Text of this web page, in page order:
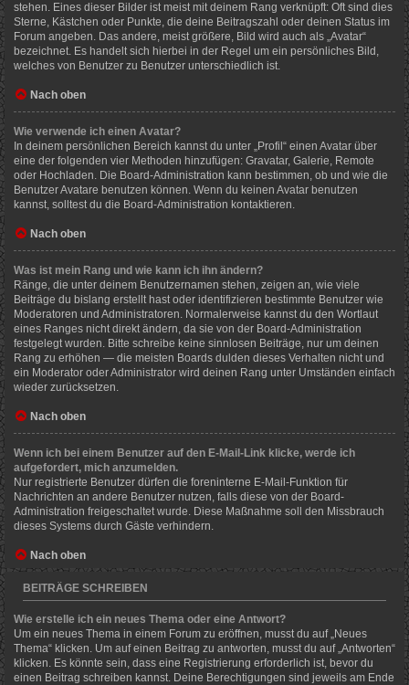
stehen. Eines dieser Bilder ist meist mit deinem Rang verknüpft: Oft sind dies
Sterne, Kästchen oder Punkte, die deine Beitragszahl oder deinen Status im
Forum angeben. Das andere, meist größere, Bild wird auch als „Avatar“
bezeichnet. Es handelt sich hierbei in der Regel um ein persönliches Bild,
welches von Benutzer zu Benutzer unterschiedlich ist.
Nach oben
Wie verwende ich einen Avatar?
In deinem persönlichen Bereich kannst du unter „Profil“ einen Avatar über
eine der folgenden vier Methoden hinzufügen: Gravatar, Galerie, Remote
oder Hochladen. Die Board-Administration kann bestimmen, ob und wie die
Benutzer Avatare benutzen können. Wenn du keinen Avatar benutzen
kannst, solltest du die Board-Administration kontaktieren.
Nach oben
Was ist mein Rang und wie kann ich ihn ändern?
Ränge, die unter deinem Benutzernamen stehen, zeigen an, wie viele
Beiträge du bislang erstellt hast oder identifizieren bestimmte Benutzer wie
Moderatoren und Administratoren. Normalerweise kannst du den Wortlaut
eines Ranges nicht direkt ändern, da sie von der Board-Administration
festgelegt wurden. Bitte schreibe keine sinnlosen Beiträge, nur um deinen
Rang zu erhöhen — die meisten Boards dulden dieses Verhalten nicht und
ein Moderator oder Administrator wird deinen Rang unter Umständen einfach
wieder zurücksetzen.
Nach oben
Wenn ich bei einem Benutzer auf den E-Mail-Link klicke, werde ich
aufgefordert, mich anzumelden.
Nur registrierte Benutzer dürfen die foreninterne E-Mail-Funktion für
Nachrichten an andere Benutzer nutzen, falls diese von der Board-
Administration freigeschaltet wurde. Diese Maßnahme soll den Missbrauch
dieses Systems durch Gäste verhindern.
Nach oben
BEITRÄGE SCHREIBEN
Wie erstelle ich ein neues Thema oder eine Antwort?
Um ein neues Thema in einem Forum zu eröffnen, musst du auf „Neues
Thema“ klicken. Um auf einen Beitrag zu antworten, musst du auf „Antworten“
klicken. Es könnte sein, dass eine Registrierung erforderlich ist, bevor du
einen Beitrag schreiben kannst. Deine Berechtigungen sind jeweils am Ende